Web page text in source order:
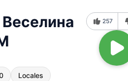
Locales
257